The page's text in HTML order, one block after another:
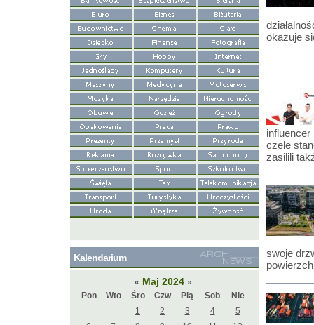
okazuje
czele
zasilili
swoje
Kalendarium
« Maj 2024 »
Pon
Wto Śro Czw Pią Sob
Nie
1
2 3 4
5